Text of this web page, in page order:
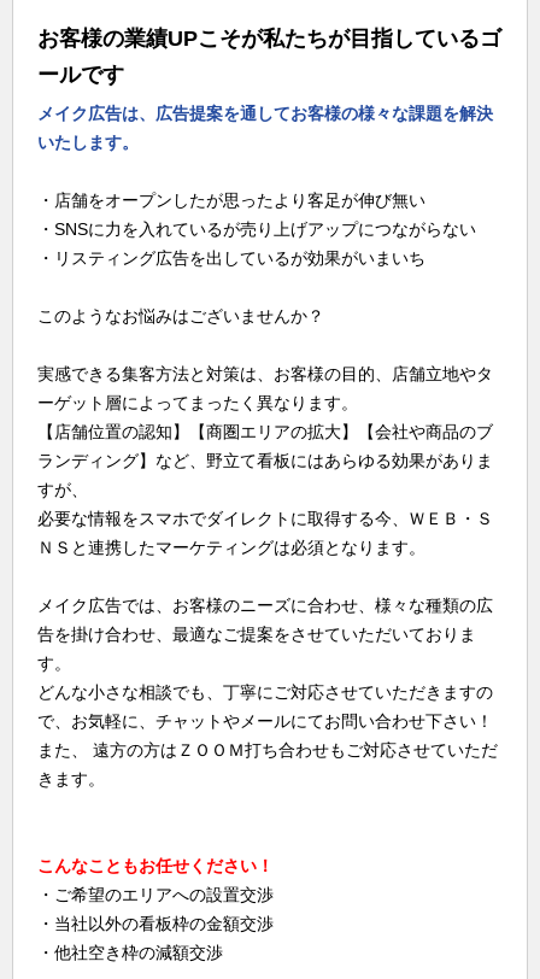
お客様の業績UPこそが私たちが目指しているゴ
ールです
メイク広告は、広告提案を通してお客様の様々な課題を解決
いたします。
・店舗をオープンしたが思ったより客足が伸び無い
・SNSに力を入れているが売り上げアップにつながらない
・リスティング広告を出しているが効果がいまいち
このようなお悩みはございませんか？
実感できる集客方法と対策は、お客様の目的、店舗立地やタ
ーゲット層によってまったく異なります。
【店舗位置の認知】【商圏エリアの拡大】【会社や商品のブ
ランディング】など、野立て看板にはあらゆる効果がありま
すが、
必要な情報をスマホでダイレクトに取得する今、ＷＥＢ・Ｓ
ＮＳと連携したマーケティングは必須となります。
メイク広告では、お客様のニーズに合わせ、様々な種類の広
告を掛け合わせ、最適なご提案をさせていただいておりま
す。
どんな小さな相談でも、丁寧にご対応させていただきますの
で、お気軽に、チャットやメールにてお問い合わせ下さい！
また、 遠方の方はＺＯＯＭ打ち合わせもご対応させていただ
きます。
こんなこともお任せください！
・ご希望のエリアへの設置交渉
・当社以外の看板枠の金額交渉
・他社空き枠の減額交渉